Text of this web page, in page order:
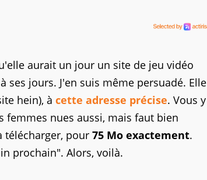
aurait un jour un site de jeu vidéo
jours. J'en suis même persuadé. Elle
hein), à cette adresse précise. Vous y
femmes nues aussi, mais faut bien
télécharger, pour 75 Mo exactement.
prochain". Alors, voilà.